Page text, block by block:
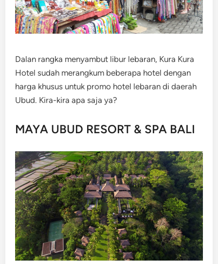
Dalan rangka menyambut libur lebaran, Kura Kura
Hotel sudah merangkum beberapa hotel dengan
harga khusus untuk promo hotel lebaran di daerah
Ubud. Kira-kira apa saja ya?
MAYA UBUD RESORT & SPA BALI